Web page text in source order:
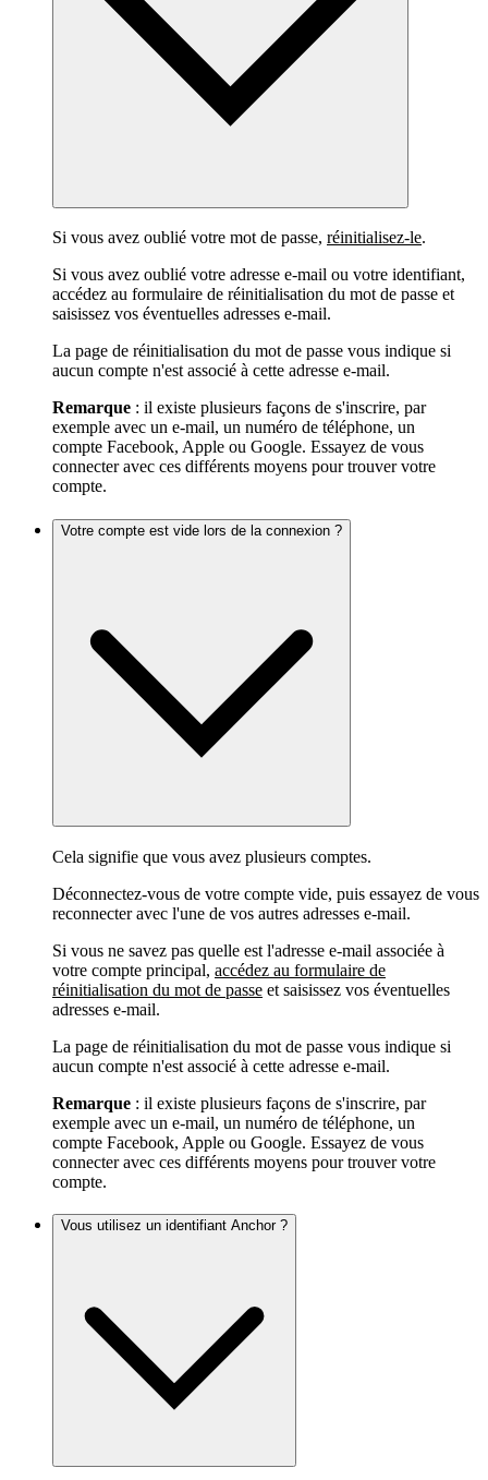
Si vous avez oublié votre mot de passe, réinitialisez-le.
Si vous avez oublié votre adresse e-mail ou votre identifiant,
accédez au formulaire de réinitialisation du mot de passe et
saisissez vos éventuelles adresses e-mail.
La page de réinitialisation du mot de passe vous indique si
aucun compte n'est associé à cette adresse e-mail.
Remarque : il existe plusieurs façons de s'inscrire, par
exemple avec un e-mail, un numéro de téléphone, un
compte Facebook, Apple ou Google. Essayez de vous
connecter avec ces différents moyens pour trouver votre
compte.
Votre compte est vide lors de la connexion ?
Cela signifie que vous avez plusieurs comptes.
Déconnectez-vous de votre compte vide, puis essayez de vous
reconnecter avec l'une de vos autres adresses e-mail.
Si vous ne savez pas quelle est l'adresse e-mail associée à
votre compte principal, accédez au formulaire de
réinitialisation du mot de passe et saisissez vos éventuelles
adresses e-mail.
La page de réinitialisation du mot de passe vous indique si
aucun compte n'est associé à cette adresse e-mail.
Remarque : il existe plusieurs façons de s'inscrire, par
exemple avec un e-mail, un numéro de téléphone, un
compte Facebook, Apple ou Google. Essayez de vous
connecter avec ces différents moyens pour trouver votre
compte.
Vous utilisez un identifiant Anchor ?